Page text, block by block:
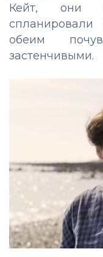
Кейт, они
обеим
застенчивыми.